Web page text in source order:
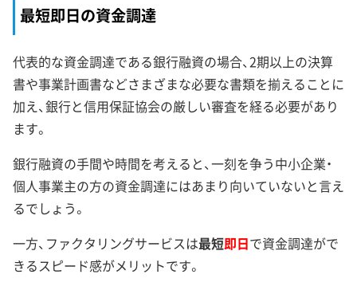
最短即日の資金調達
代表的な資金調達である銀行融資の場合、2期以上の決算
書や事業計画書などさまざまな必要な書類を揃えることに
加え、銀行と信用保証協会の厳しい審査を経る必要があり
ます。
銀行融資の手間や時間を考えると、一刻を争う中小企業・
個人事業主の方の資金調達にはあまり向いていないと言え
るでしょう。
一方、ファクタリングサービスは最短即日で資金調達がで
きるスピード感がメリットです。